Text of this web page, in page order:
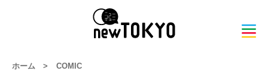
ホーム > COMIC